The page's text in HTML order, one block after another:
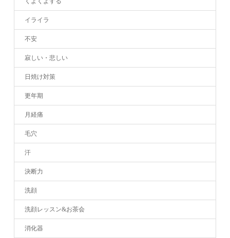
イライラ
不安
寂しい・悲しい
日焼け対策
更年期
月経痛
毛穴
汗
決断力
洗顔
洗顔レッスン&お茶会
消化器